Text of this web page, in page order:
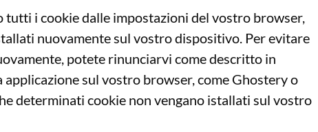
tutti i cookie dalle impostazioni del vostro browser,
nuovamente sul vostro dispositivo. Per evitare
potete rinunciarvi come descritto in
sul vostro browser, come Ghostery o
determinati cookie non vengano istallati sul vostro